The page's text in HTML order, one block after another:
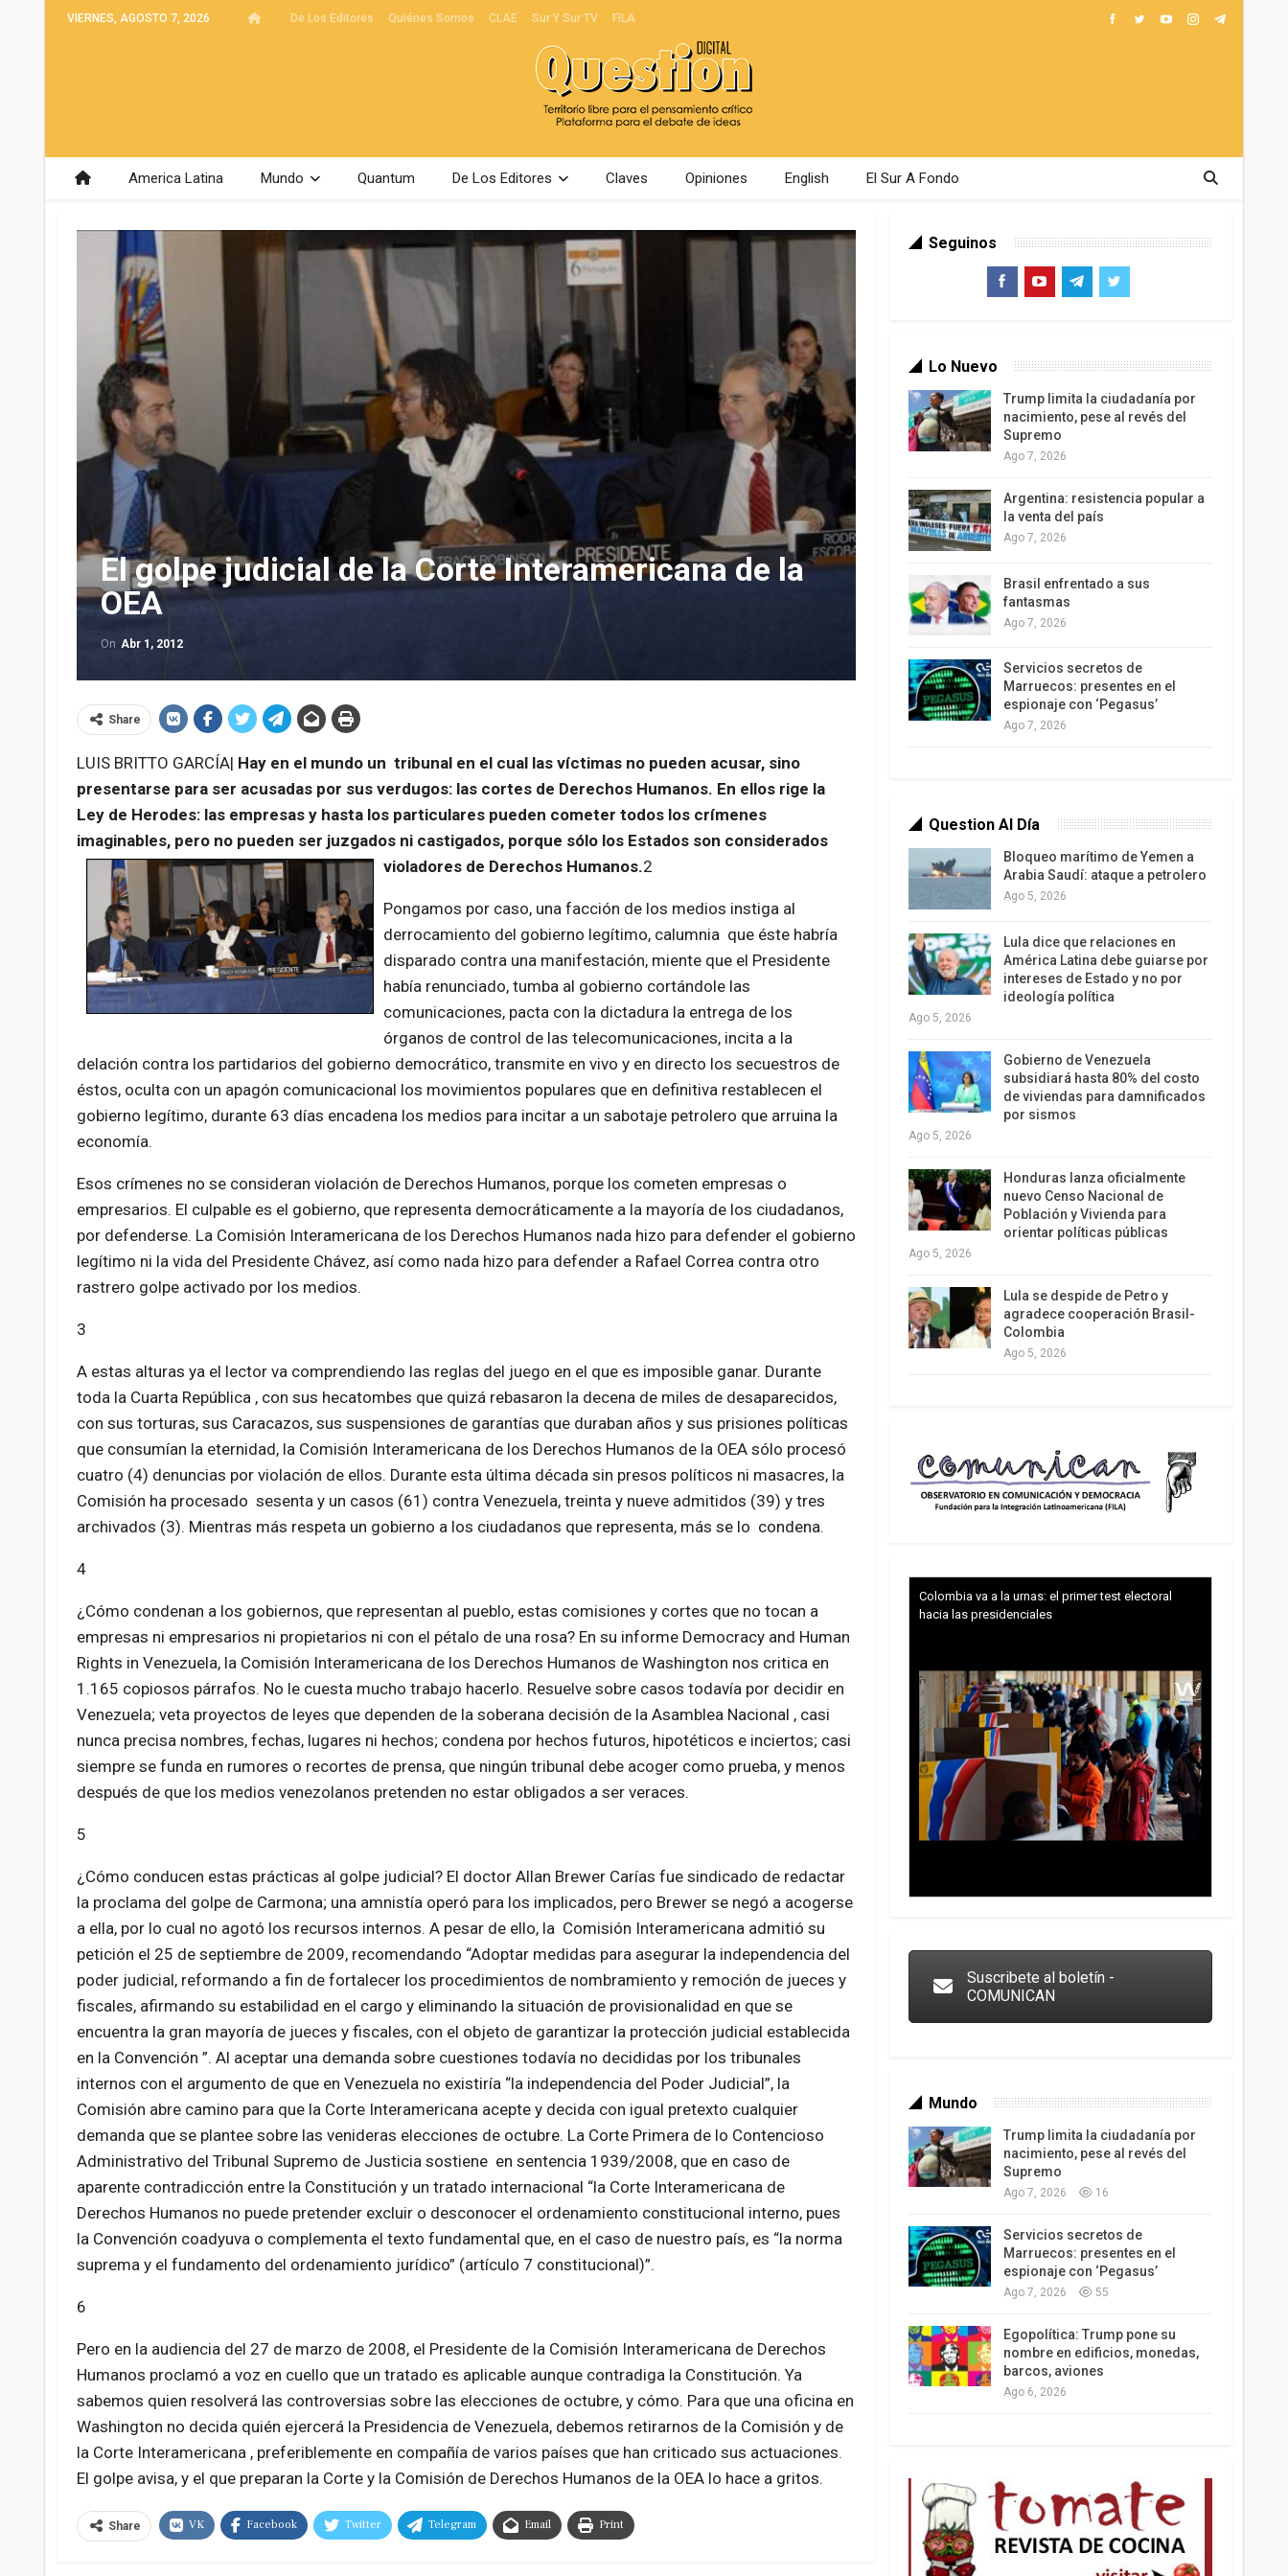
VIERNES, AGOSTO 7, 2026 De Los Editores Quiénes Somos CLAE Sur Y Sur TV FILA
America Latina Mundo Quantum De Los Editores Claves Opiniones English El Sur A Fondo
El golpe judicial de la Corte Interamericana de la
OEA
On Abr 1, 2012
Share
LUIS BRITTO GARCÍA| Hay en el mundo un tribunal en el cual las víctimas no pueden acusar, sino
presentarse para ser acusadas por sus verdugos: las cortes de Derechos Humanos. En ellos rige la
Ley de Herodes: las empresas y hasta los particulares pueden cometer todos los crímenes
imaginables, pero no pueden ser juzgados ni castigados, porque sólo los Estados son considerados
violadores de Derechos Humanos.2
Pongamos por caso, una facción de los medios instiga al
derrocamiento del gobierno legítimo, calumnia que éste habría
disparado contra una manifestación, miente que el Presidente
había renunciado, tumba al gobierno cortándole las
comunicaciones, pacta con la dictadura la entrega de los
órganos de control de las telecomunicaciones, incita a la
delación contra los partidarios del gobierno democrático, transmite en vivo y en directo los secuestros de
éstos, oculta con un apagón comunicacional los movimientos populares que en definitiva restablecen el
gobierno legítimo, durante 63 días encadena los medios para incitar a un sabotaje petrolero que arruina la
economía.
Esos crímenes no se consideran violación de Derechos Humanos, porque los cometen empresas o
empresarios. El culpable es el gobierno, que representa democráticamente a la mayoría de los ciudadanos,
por defenderse. La Comisión Interamericana de los Derechos Humanos nada hizo para defender el gobierno
legítimo ni la vida del Presidente Chávez, así como nada hizo para defender a Rafael Correa contra otro
rastrero golpe activado por los medios.
3
A estas alturas ya el lector va comprendiendo las reglas del juego en el que es imposible ganar. Durante
toda la Cuarta República , con sus hecatombes que quizá rebasaron la decena de miles de desaparecidos,
con sus torturas, sus Caracazos, sus suspensiones de garantías que duraban años y sus prisiones políticas
que consumían la eternidad, la Comisión Interamericana de los Derechos Humanos de la OEA sólo procesó
cuatro (4) denuncias por violación de ellos. Durante esta última década sin presos políticos ni masacres, la
Comisión ha procesado sesenta y un casos (61) contra Venezuela, treinta y nueve admitidos (39) y tres
archivados (3). Mientras más respeta un gobierno a los ciudadanos que representa, más se lo condena.
4
¿Cómo condenan a los gobiernos, que representan al pueblo, estas comisiones y cortes que no tocan a
empresas ni empresarios ni propietarios ni con el pétalo de una rosa? En su informe Democracy and Human
Rights in Venezuela, la Comisión Interamericana de los Derechos Humanos de Washington nos critica en
1.165 copiosos párrafos. No le cuesta mucho trabajo hacerlo. Resuelve sobre casos todavía por decidir en
Venezuela; veta proyectos de leyes que dependen de la soberana decisión de la Asamblea Nacional , casi
nunca precisa nombres, fechas, lugares ni hechos; condena por hechos futuros, hipotéticos e inciertos; casi
siempre se funda en rumores o recortes de prensa, que ningún tribunal debe acoger como prueba, y menos
después de que los medios venezolanos pretenden no estar obligados a ser veraces.
5
¿Cómo conducen estas prácticas al golpe judicial? El doctor Allan Brewer Carías fue sindicado de redactar
la proclama del golpe de Carmona; una amnistía operó para los implicados, pero Brewer se negó a acogerse
a ella, por lo cual no agotó los recursos internos. A pesar de ello, la Comisión Interamericana admitió su
petición el 25 de septiembre de 2009, recomendando “Adoptar medidas para asegurar la independencia del
poder judicial, reformando a fin de fortalecer los procedimientos de nombramiento y remoción de jueces y
fiscales, afirmando su estabilidad en el cargo y eliminando la situación de provisionalidad en que se
encuentra la gran mayoría de jueces y fiscales, con el objeto de garantizar la protección judicial establecida
en la Convención ”. Al aceptar una demanda sobre cuestiones todavía no decididas por los tribunales
internos con el argumento de que en Venezuela no existiría “la independencia del Poder Judicial”, la
Comisión abre camino para que la Corte Interamericana acepte y decida con igual pretexto cualquier
demanda que se plantee sobre las venideras elecciones de octubre. La Corte Primera de lo Contencioso
Administrativo del Tribunal Supremo de Justicia sostiene en sentencia 1939/2008, que en caso de
aparente contradicción entre la Constitución y un tratado internacional “la Corte Interamericana de
Derechos Humanos no puede pretender excluir o desconocer el ordenamiento constitucional interno, pues
la Convención coadyuva o complementa el texto fundamental que, en el caso de nuestro país, es “la norma
suprema y el fundamento del ordenamiento jurídico” (artículo 7 constitucional)”.
6
Pero en la audiencia del 27 de marzo de 2008, el Presidente de la Comisión Interamericana de Derechos
Humanos proclamó a voz en cuello que un tratado es aplicable aunque contradiga la Constitución. Ya
sabemos quien resolverá las controversias sobre las elecciones de octubre, y cómo. Para que una oficina en
Washington no decida quién ejercerá la Presidencia de Venezuela, debemos retirarnos de la Comisión y de
la Corte Interamericana , preferiblemente en compañía de varios países que han criticado sus actuaciones.
El golpe avisa, y el que preparan la Corte y la Comisión de Derechos Humanos de la OEA lo hace a gritos.
Share VK Facebook Twitter Telegram Email Print
Seguinos
Lo Nuevo
Trump limita la ciudadanía por
nacimiento, pese al revés del
Supremo
Ago 7, 2026
Argentina: resistencia popular a
la venta del país
Ago 7, 2026
Brasil enfrentado a sus
fantasmas
Ago 7, 2026
Servicios secretos de
Marruecos: presentes en el
espionaje con ‘Pegasus’
Ago 7, 2026
Question Al Día
Bloqueo marítimo de Yemen a
Arabia Saudí: ataque a petrolero
Ago 5, 2026
Lula dice que relaciones en
América Latina debe guiarse por
intereses de Estado y no por
ideología política
Ago 5, 2026
Gobierno de Venezuela
subsidiará hasta 80% del costo
de viviendas para damnificados
por sismos
Ago 5, 2026
Honduras lanza oficialmente
nuevo Censo Nacional de
Población y Vivienda para
orientar políticas públicas
Ago 5, 2026
Lula se despide de Petro y
agradece cooperación Brasil-
Colombia
Ago 5, 2026
Colombia va a la urnas: el primer test electoral
hacia las presidenciales
Suscribete al boletín -
COMUNICAN
Mundo
Trump limita la ciudadanía por
nacimiento, pese al revés del
Supremo
Ago 7, 2026 16
Servicios secretos de
Marruecos: presentes en el
espionaje con ‘Pegasus’
Ago 7, 2026 55
Egopolítica: Trump pone su
nombre en edificios, monedas,
barcos, aviones
Ago 6, 2026